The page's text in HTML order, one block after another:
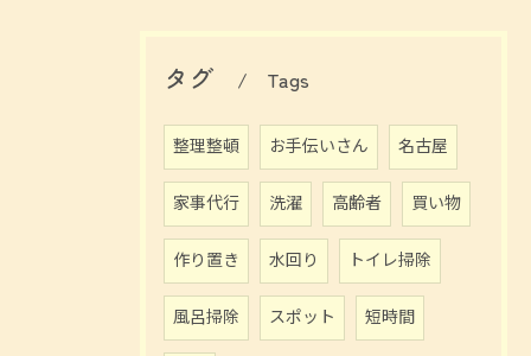
タグ Tags
整理整頓 お手伝いさん 名古屋
家事代行 洗濯 高齢者 買い物
作り置き 水回り トイレ掃除
風呂掃除 スポット 短時間